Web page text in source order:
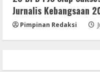
5
Jurnalis Kebangsaan
Pimpinan Redaksi